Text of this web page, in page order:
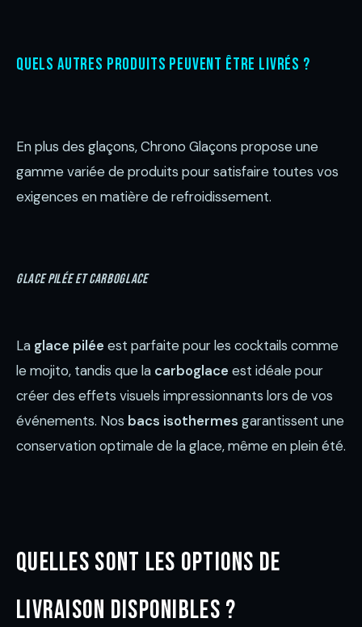
Quels autres produits peuvent être livrés ?
En plus des glaçons, Chrono Glaçons propose une
gamme variée de produits pour satisfaire toutes vos
exigences en matière de refroidissement.
Glace pilée et carboglace
La glace pilée est parfaite pour les cocktails comme
le mojito, tandis que la carboglace est idéale pour
créer des effets visuels impressionnants lors de vos
événements. Nos bacs isothermes garantissent une
conservation optimale de la glace, même en plein été.
Quelles sont les options de
livraison disponibles ?